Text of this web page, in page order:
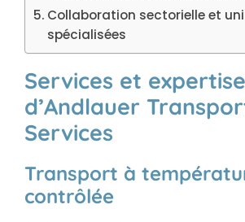
Collaboration sectorielle et
spécialisées
Services et
d’Andlauer
Services
Transport à
contrôlée